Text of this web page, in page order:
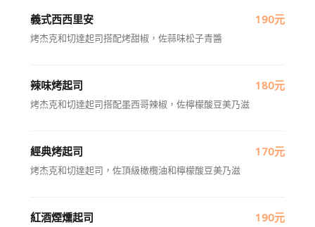
義式西西里安 190元
烤杰克和切達起司搭配烤甜椒，佐蒜味松子青醬
辣味烤起司 180元
烤杰克和切達起司搭配墨西哥辣椒，佐檸檬酸豆美乃滋
經典烤起司 170元
烤杰克和切達起司，佐頂級橄欖油和檸檬酸豆美乃滋
紅酒煙燻起司 190元